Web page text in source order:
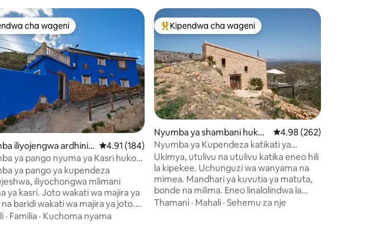
wa 5.0 kati ya 5, tathmini 65
cha wageni
cha wageni
iliyojengwa ardhini
Ukadiriaji wa wastani wa 4.91 kati ya 5, tathmini 184
4.91 (184)
ya pango nyuma ya Kasri huko
ya pango ya kupendeza
iliyochongwa mlimani
Joto wakati wa majira ya
na baridi wakati wa majira ya joto.
na vifaa kamili na jiko la nyama
· Familia · Kuchoma nyama
Kipendwa maarufu cha wageni
Kipendwa cha wageni
Nyumba ya shambani huko
Coves de Vinromà
Ukadiriaji wa wastani
4.98 (262)
Nyumba ya Kupendeza katikati ya
mazingira ya asili Pura Vida
Ukimya, utulivu na utulivu katika eneo hili
la kipekee. Uchunguzi wa wanyama na
mimea. Mandhari ya kuvutia ya matuta,
bonde na milima. Eneo linalolindwa la
Natura 2000… Vuta pumzi! Bwawa dogo
Thamani · Mahali · Sehemu za nje